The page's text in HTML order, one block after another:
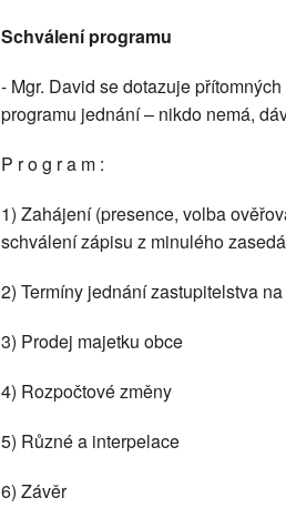
Schválení programu
- Mgr. David se dotazuje
programu jednání – nikdo nemá,
P r o g r a m :
1) Zahájení (presence, volba
schválení zápisu z minulého
2) Termíny jednání zastupitelstva
3) Prodej majetku obce
4) Rozpočtové změny
5) Různé a interpelace
6) Závěr